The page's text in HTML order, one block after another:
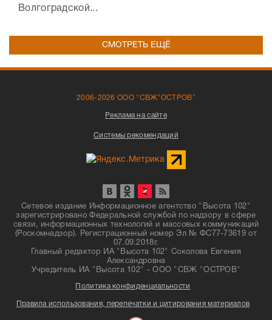
Волгоградской...
СМОТРЕТЬ ЕЩЁ
2006-2026 ООО "СВЖ"ОСТРОВ"
Реклама на сайте
Системы рекомендаций
Сетевое издание Информационное агентство "Высота 102"
зарегистрировано Федеральной службой по надзору в сфере
связи, информационных технологий и массовых коммуникаций
(Роскомнадзор). Регистрационный номер Эл № ФС77-73619 от
07.09.2018г.
Главный редактор ИА "Высота 102" Соколова Евгения
Александровна
Учредитель ИА "Высота 102" - ООО "СВЖ "ОСТРОВ"
Политика конфиденциальности
Правила использования, перепечатки и цитирования материалов